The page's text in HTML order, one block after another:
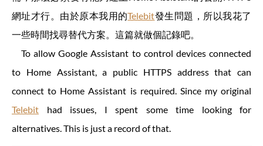
網址才行。由於原本我用的Telebit發生問題，所以我花了
一些時間找尋替代方案。這篇就做個記錄吧。
To allow Google Assistant to control devices connected
to Home Assistant, a public HTTPS address that can
connect to Home Assistant is required. Since my original
Telebit had issues, I spent some time looking for
alternatives. This is just a record of that.